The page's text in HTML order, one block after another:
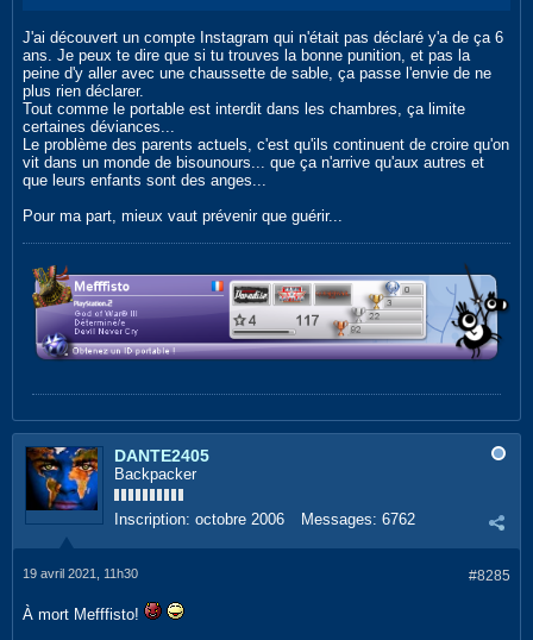
J'ai découvert un compte Instagram qui n'était pas déclaré y'a de ça 6
ans. Je peux te dire que si tu trouves la bonne punition, et pas la
peine d'y aller avec une chaussette de sable, ça passe l'envie de ne
plus rien déclarer.
Tout comme le portable est interdit dans les chambres, ça limite
certaines déviances...
Le problème des parents actuels, c'est qu'ils continuent de croire qu'on
vit dans un monde de bisounours... que ça n'arrive qu'aux autres et
que leurs enfants sont des anges...
Pour ma part, mieux vaut prévenir que guérir...
DANTE2405
Backpacker
Inscription: octobre 2006 Messages: 6762
#8285
19 avril 2021, 11h30
À mort Mefffisto!